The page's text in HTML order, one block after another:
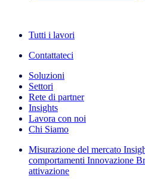
Tutti i lavori
Contattateci
Soluzioni
Settori
Rete di partner
Insights
Lavora con noi
Chi Siamo
Misurazione del mercato
comportamenti Innovazione
attivazione